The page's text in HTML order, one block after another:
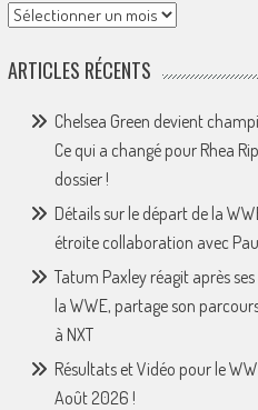
Archives
ARTICLES RÉCENTS
Chelsea Green devient
Ce qui a changé pour Rhea
dossier !
Détails sur le départ de la
étroite collaboration avec Paul
Tatum Paxley réagit après
la WWE, partage son
à NXT
Résultats et Vidéo pour le
Août 2026 !